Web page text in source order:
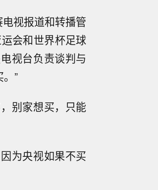
视报道和转播管
会和世界杯足球
视台负责谈判与
”
别家想买，只能
为央视如果不买